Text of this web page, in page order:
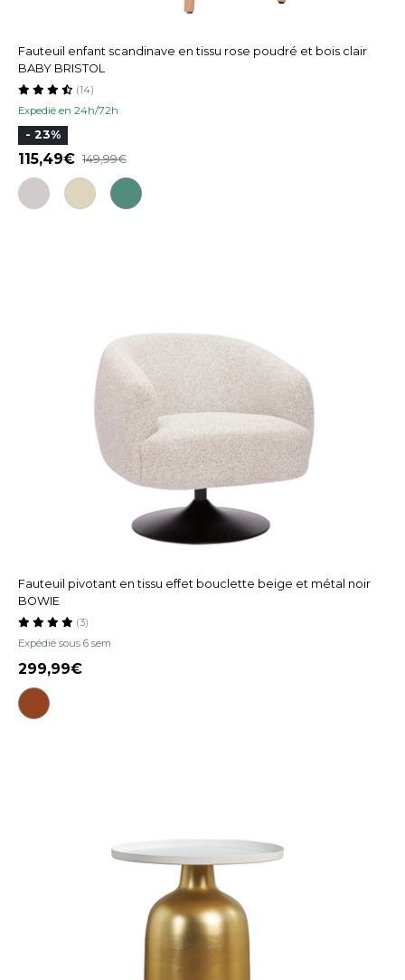
Fauteuil enfant scandinave en tissu rose poudré et bois clair
BABY BRISTOL
Expedié en 24h/72h
(14)
- 23%
115,49 149,99
Fauteuil pivotant en tissu effet bouclette beige et métal noir
BOWIE
Expédié sous 6 sem
(3)
299,99